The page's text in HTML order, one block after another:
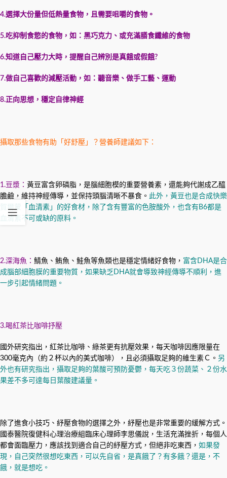
4.選擇大份量但低熱量食物，且需要咀嚼的食物。
5.吃抑制食慾的食物，如：黑巧克力、或充滿膳食纖維的食物
6.知道自己壓力大時，提醒自己辨別是真餓或假餓?
7.做自己喜歡的減壓活動，如：聽音樂、做手工藝、運動
8.正向思想，穩定自律神經
攝取那些食物有助「好舒壓」？營養師建議如下：
1.豆漿： 黃豆富含卵磷脂，是腦細胞模的重要營養素，還能夠代謝成乙醯
膽鹼，維持神經傳導，並保持頭腦清晰不暴食。 此外，黃豆也是合成快樂
賀爾蒙「血清素」的好食材，除了含有豐富的色胺酸外，也含有B6都是
血清素不可或缺的原料。
2.深海魚： 鯖魚、鮪魚、鮭魚等魚類也是穩定情緒好食物， 富含DHA是合
成腦部細胞膜的重要物質，如果缺乏DHA就會導致神經傳導不順利，進
一步引起情緒問題。
3.喝紅茶比咖啡抒壓
國外研究指出，紅茶比咖啡、綠茶更有抗壓效果，每天咖啡因應限量在
300毫克內（約２杯以內的美式咖啡），且必須攝取足夠的維生素Ｃ。 另
外也有研究指出，攝取足夠的葉酸可預防憂鬱，每天吃３份蔬菜、２份水
果差不多可達每日葉酸建議量。
除了進食小技巧、紓壓食物的選擇之外，紓壓也是非常重要的緩解方式。
國泰醫院復健科心理治療組臨床心理師李思儀說，生活充滿挫折，每個人
都會面臨壓力，應該找到適合自己的紓壓方式，但絕非吃東西， 如果發
現，自己突然很想吃東西，可以先自省，是真餓了？有多餓？還是，不
餓，就是想吃。